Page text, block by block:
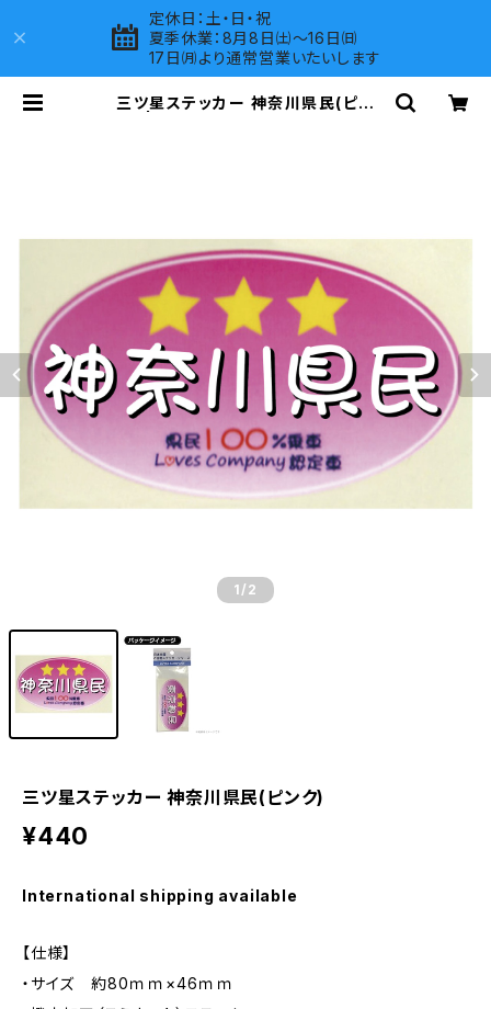
定休日：土・日・祝
夏季休業：8月8日㈯～16日㈰
17日㈪より通常営業いたいします
三ツ星ステッカー 神奈川県民(ピン
1 /2
三ツ星ステッカー 神奈川県民(ピンク)
¥440
International shipping available
【仕様】
・サイズ 約80ｍｍ×46ｍｍ